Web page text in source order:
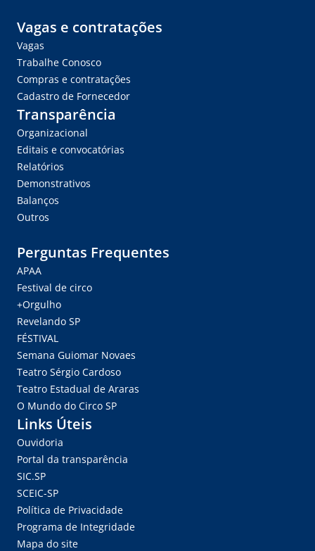
Vagas e contratações
Vagas
Trabalhe Conosco
Compras e contratações
Cadastro de Fornecedor
Transparência
Organizacional
Editais e convocatórias
Relatórios
Demonstrativos
Balanços
Outros
Perguntas Frequentes
APAA
Festival de circo
+Orgulho
Revelando SP
FÉSTIVAL
Semana Guiomar Novaes
Teatro Sérgio Cardoso
Teatro Estadual de Araras
O Mundo do Circo SP
Links Úteis
Ouvidoria
Portal da transparência
SIC.SP
SCEIC-SP
Política de Privacidade
Programa de Integridade
Mapa do site